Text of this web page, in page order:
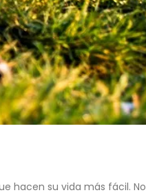
hacen su vida más fácil. No